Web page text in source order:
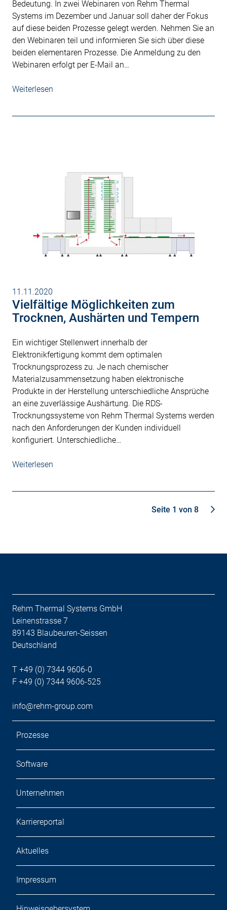
Bedeutung. In zwei Webinaren von Rehm Thermal
Systems im Dezember und Januar soll daher der Fokus
auf diese beiden Prozesse gelegt werden. Nehmen Sie an
den Webinaren teil und informieren Sie sich über diese
beiden elementaren Prozesse. Die Anmeldung zu den
Webinaren erfolgt per E-Mail an…
Weiterlesen
11.11.2020
Vielfältige Möglichkeiten zum
Trocknen, Aushärten und Tempern
Ein wichtiger Stellenwert innerhalb der
Elektronikfertigung kommt dem optimalen
Trocknungsprozess zu. Je nach chemischer
Materialzusammensetzung haben elektronische
Produkte in der Herstellung unterschiedliche Ansprüche
an eine zuverlässige Aushärtung. Die RDS-
Trocknungssysteme von Rehm Thermal Systems werden
nach den Anforderungen der Kunden individuell
konfiguriert. Unterschiedliche…
Weiterlesen
Seite 1 von 8
Rehm Thermal Systems GmbH
Leinenstrasse 7
89143 Blaubeuren-Seissen
Deutschland
T +49 (0) 7344 9606-0
F +49 (0) 7344 9606-525
info@rehm-group.com
Prozesse
Software
Unternehmen
Karriereportal
Aktuelles
Impressum